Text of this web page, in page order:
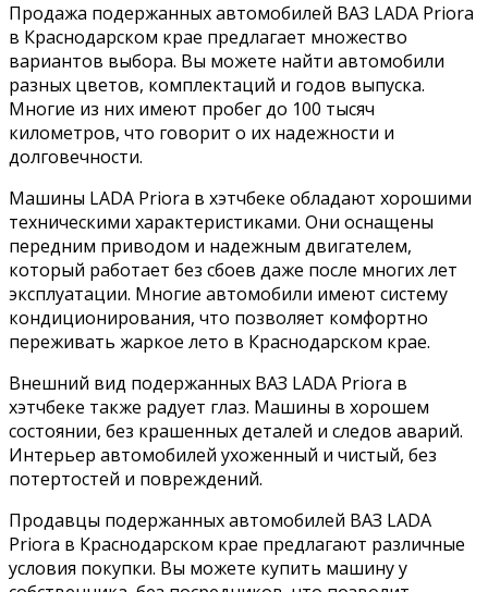
Продажа подержанных автомобилей ВАЗ LADA Priora
в Краснодарском крае предлагает множество
вариантов выбора. Вы можете найти автомобили
разных цветов, комплектаций и годов выпуска.
Многие из них имеют пробег до 100 тысяч
километров, что говорит о их надежности и
долговечности.
Машины LADA Priora в хэтчбеке обладают хорошими
техническими характеристиками. Они оснащены
передним приводом и надежным двигателем,
который работает без сбоев даже после многих лет
эксплуатации. Многие автомобили имеют систему
кондиционирования, что позволяет комфортно
переживать жаркое лето в Краснодарском крае.
Внешний вид подержанных ВАЗ LADA Priora в
хэтчбеке также радует глаз. Машины в хорошем
состоянии, без крашенных деталей и следов аварий.
Интерьер автомобилей ухоженный и чистый, без
потертостей и повреждений.
Продавцы подержанных автомобилей ВАЗ LADA
Priora в Краснодарском крае предлагают различные
условия покупки. Вы можете купить машину у